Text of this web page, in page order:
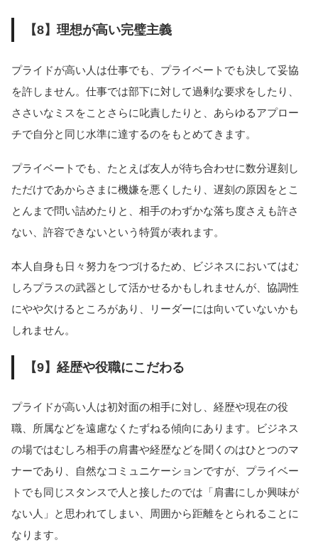
【8】理想が高い完璧主義
プライドが高い人は仕事でも、プライベートでも決して妥協
を許しません。仕事では部下に対して過剰な要求をしたり、
ささいなミスをことさらに叱責したりと、あらゆるアプロー
チで自分と同じ水準に達するのをもとめてきます。
プライベートでも、たとえば友人が待ち合わせに数分遅刻し
ただけであからさまに機嫌を悪くしたり、遅刻の原因をとこ
とんまで問い詰めたりと、相手のわずかな落ち度さえも許さ
ない、許容できないという特質が表れます。
本人自身も日々努力をつづけるため、ビジネスにおいてはむ
しろプラスの武器として活かせるかもしれませんが、協調性
にやや欠けるところがあり、リーダーには向いていないかも
しれません。
【9】経歴や役職にこだわる
プライドが高い人は初対面の相手に対し、経歴や現在の役
職、所属などを遠慮なくたずねる傾向にあります。ビジネス
の場ではむしろ相手の肩書や経歴などを聞くのはひとつのマ
ナーであり、自然なコミュニケーションですが、プライベー
トでも同じスタンスで人と接したのでは「肩書にしか興味が
ない人」と思われてしまい、周囲から距離をとられることに
なります。